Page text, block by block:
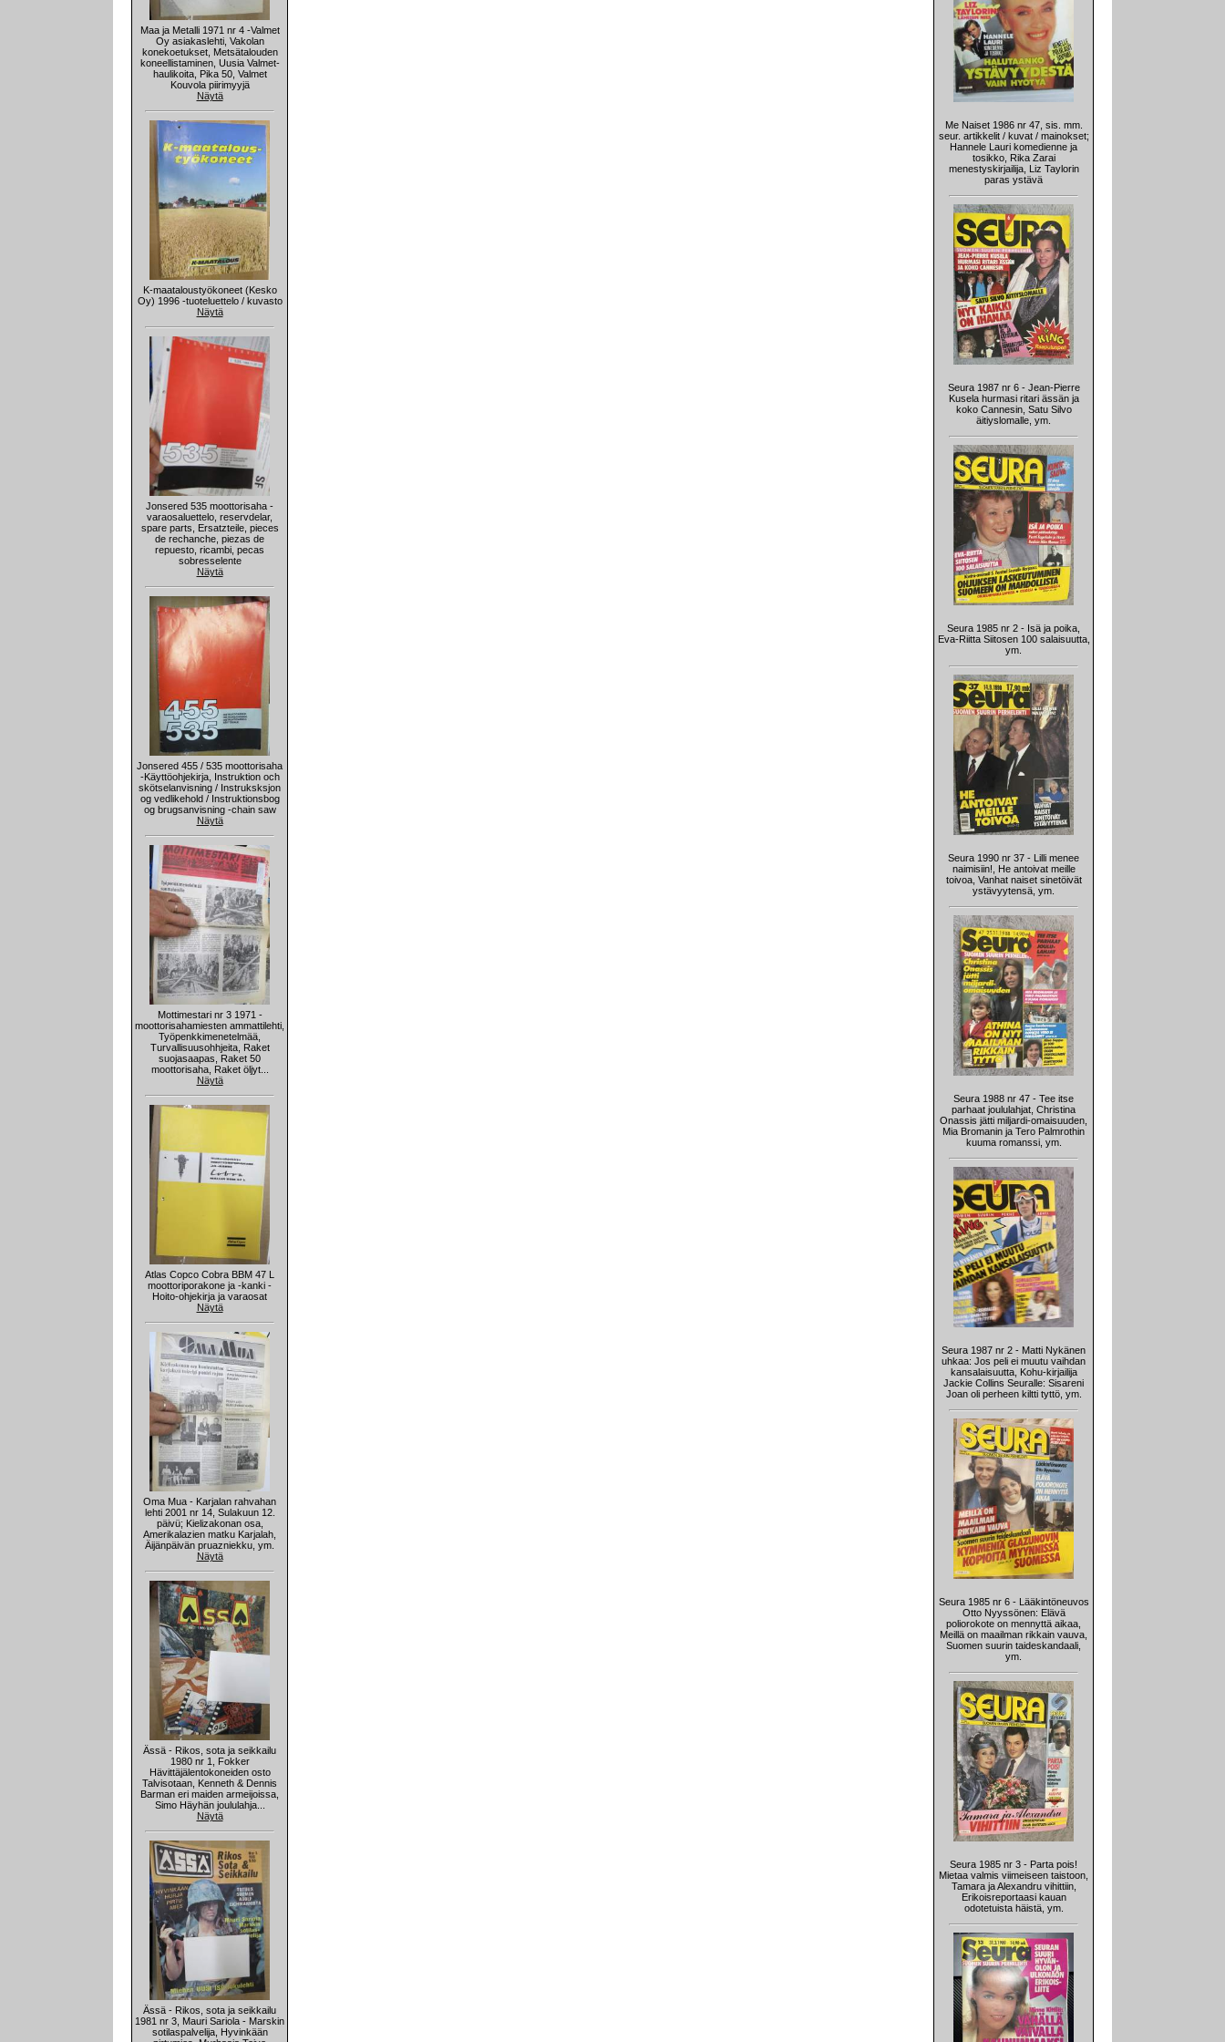
Maa ja Metalli 1971 nr 4 -Valmet
Oy asiakaslehti, Vakolan
konekoetukset, Metsätalouden
koneellistaminen, Uusia Valmet-
haulikoita, Pika 50, Valmet
Kouvola piirimyyjä
Näytä
K-maataloustyökoneet (Kesko
Oy) 1996 -tuoteluettelo / kuvasto
Näytä
Jonsered 535 moottorisaha -
varaosaluettelo, reservdelar,
spare parts, Ersatzteile, pieces
de rechanche, piezas de
repuesto, ricambi, pecas
sobresselente
Näytä
Jonsered 455 / 535 moottorisaha
-Käyttöohjekirja, Instruktion och
skötselanvisning / Instruksksjon
og vedlikehold / Instruktionsbog
og brugsanvisning -chain saw
Näytä
Mottimestari nr 3 1971 -
moottorisahamiesten ammattilehti,
Työpenkkimenetelmää,
Turvallisuusohhjeita, Raket
suojasaapas, Raket 50
moottorisaha, Raket öljyt...
Näytä
Atlas Copco Cobra BBM 47 L
moottoriporakone ja -kanki -
Hoito-ohjekirja ja varaosat
Näytä
Oma Mua - Karjalan rahvahan
lehti 2001 nr 14, Sulakuun 12.
päivü; Kielizakonan osa,
Amerikalazien matku Karjalah,
Äijänpäivän pruazniekku, ym.
Näytä
Ässä - Rikos, sota ja seikkailu
1980 nr 1, Fokker
Hävittäjälentokoneiden osto
Talvisotaan, Kenneth & Dennis
Barman eri maiden armeijoissa,
Simo Häyhän joululahja...
Näytä
Ässä - Rikos, sota ja seikkailu
1981 nr 3, Mauri Sariola - Marskin
sotilaspalvelija, Hyvinkään
Me Naiset 1986 nr 47, sis. mm.
seur. artikkelit / kuvat / mainokset;
Hannele Lauri komedienne ja
tosikko, Rika Zarai
menestyskirjailija, Liz Taylorin
paras ystävä
Seura 1987 nr 6 - Jean-Pierre
Kusela hurmasi ritari ässän ja
koko Cannesin, Satu Silvo
äitiyslomalle, ym.
Seura 1985 nr 2 - Isä ja poika,
Eva-Riitta Siitosen 100 salaisuutta,
ym.
Seura 1990 nr 37 - Lilli menee
naimisiin!, He antoivat meille
toivoa, Vanhat naiset sinetöivät
ystävyytensä, ym.
Seura 1988 nr 47 - Tee itse
parhaat joululahjat, Christina
Onassis jätti miljardi-omaisuuden,
Mia Bromanin ja Tero Palmrothin
kuuma romanssi, ym.
Seura 1987 nr 2 - Matti Nykänen
uhkaa: Jos peli ei muutu vaihdan
kansalaisuutta, Kohu-kirjailija
Jackie Collins Seuralle: Sisareni
Joan oli perheen kiltti tyttö, ym.
Seura 1985 nr 6 - Lääkintöneuvos
Otto Nyyssönen: Elävä
poliorokote on mennyttä aikaa,
Meillä on maailman rikkain vauva,
Suomen suurin taideskandaali,
ym.
Seura 1985 nr 3 - Parta pois!
Mietaa valmis viimeiseen taistoon,
Tamara ja Alexandru vihittiin,
Erikoisreportaasi kauan
odotetuista häistä, ym.